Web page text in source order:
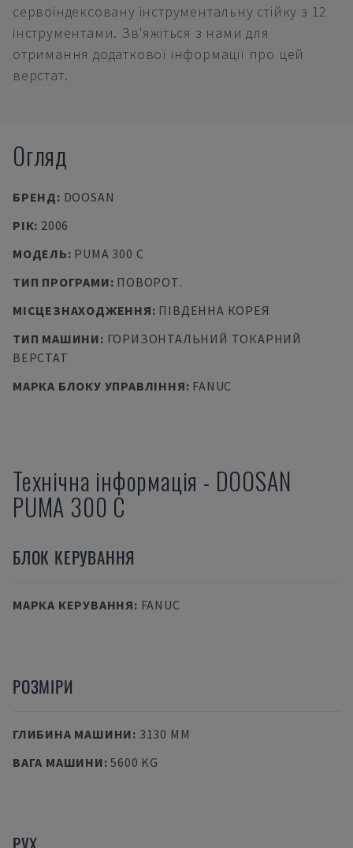
сервоіндексовану інструментальну стійку з 12
інструментами. Зв'яжіться з нами для
отримання додаткової інформації про цей
верстат.
Огляд
БРЕНД: DOOSAN
РІК: 2006
МОДЕЛЬ: PUMA 300 C
ТИП ПРОГРАМИ: ПОВОРОТ.
МІСЦЕЗНАХОДЖЕННЯ: ПІВДЕННА КОРЕЯ
ТИП МАШИНИ: ГОРИЗОНТАЛЬНИЙ ТОКАРНИЙ
ВЕРСТАТ
МАРКА БЛОКУ УПРАВЛІННЯ: FANUC
Технічна інформація - DOOSAN
PUMA 300 C
БЛОК КЕРУВАННЯ
МАРКА КЕРУВАННЯ: FANUC
РОЗМІРИ
ГЛИБИНА МАШИНИ: 3130 MM
ВАГА МАШИНИ:5600 KG